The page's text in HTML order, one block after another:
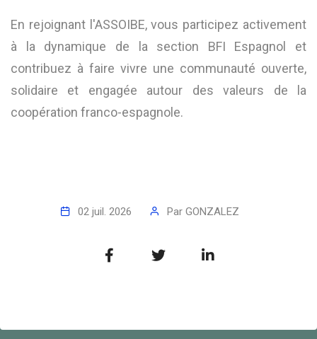
En rejoignant l'ASSOIBE, vous participez activement
à la dynamique de la section BFI Espagnol et
contribuez à faire vivre une communauté ouverte,
solidaire et engagée autour des valeurs de la
coopération franco-espagnole.
02 juil. 2026 Par GONZALEZ